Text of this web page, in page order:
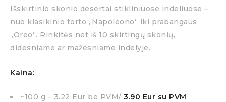
Išskirtinio skonio desertai stikliniuose indeliuose –
nuo klasikinio torto „Napoleono“ iki prabangaus
„Oreo“. Rinkitės net iš 10 skirtingų skonių,
didesniame ar mažesniame indelyje.
Kaina:
~100 g – 3.22 Eur be PVM/ 3.90 Eur su PVM